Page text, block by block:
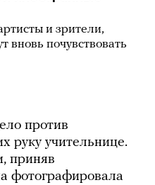
и зрители,
вновь почувствовать
против
руку учительнице.
приняв
фотографировала